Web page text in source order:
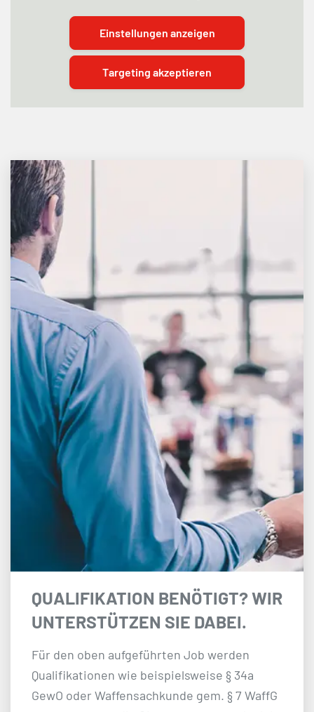
Einstellungen anzeigen
Targeting akzeptieren
QUALIFIKATION BENÖTIGT? WIR
UNTERSTÜTZEN SIE DABEI.
Für den oben aufgeführten Job werden
Qualifikationen wie beispielsweise § 34a
GewO oder Waffensachkunde gem. § 7 WaffG